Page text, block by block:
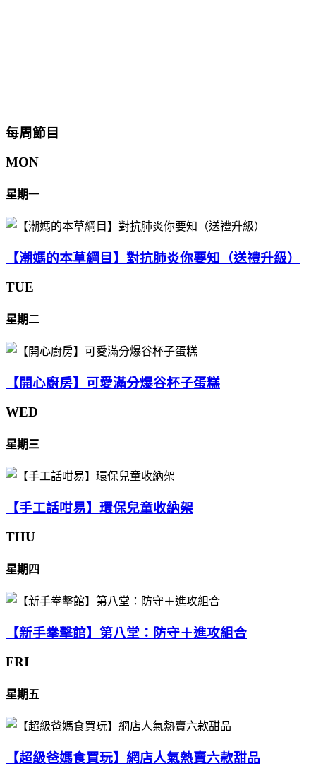
每周節目
MON
星期一
【潮媽的本草綱目】對抗肺炎你要知（送禮升級）
TUE
星期二
【開心廚房】可愛滿分爆谷杯子蛋糕
WED
星期三
【手工話咁易】環保兒童收納架
THU
星期四
【新手拳擊館】第八堂：防守＋進攻組合
FRI
星期五
【超級爸媽食買玩】網店人氣熱賣六款甜品